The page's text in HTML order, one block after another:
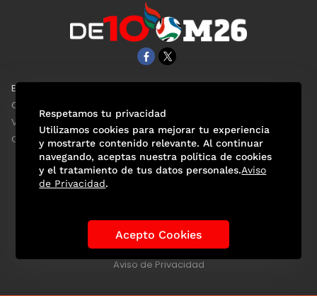
EL UNIVERSAL
Clase
ViveUSA
Confabulario
Historia de los Mundiales Lo viral Anécdotas Mundialistas
Las Figuras Tendencias Directorio
Aviso de Privacidad
Respetamos tu privacidad
Utilizamos cookies para mejorar tu experiencia
y mostrarte contenido relevante. Al continuar
navegando, aceptas nuestra política de cookies
y el tratamiento de tus datos personales.Aviso
de Privacidad.
Acepto Cookies